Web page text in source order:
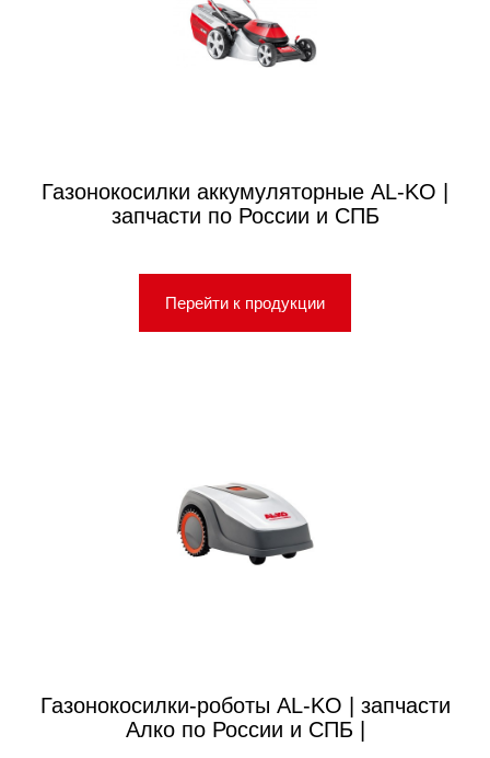
Газонокосилки аккумуляторные AL-KO |
запчасти по России и СПБ
Перейти к продукции
Газонокосилки-роботы AL-KO | запчасти
Алко по России и СПБ |